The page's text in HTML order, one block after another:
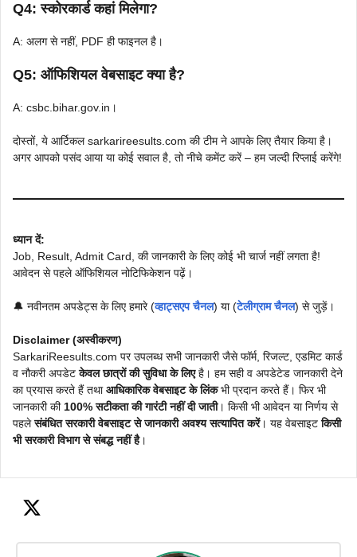
Q4: स्कोरकार्ड कहां मिलेगा?
A: अलग से नहीं, PDF ही फाइनल है।
Q5: ऑफिशियल वेबसाइट क्या है?
A: csbc.bihar.gov.in।
दोस्तों, ये आर्टिकल sarkarireesults.com की टीम ने आपके लिए तैयार किया है।
अगर आपको पसंद आया या कोई सवाल है, तो नीचे कमेंट करें – हम जल्दी रिप्लाई करेंगे!
ध्यान दें:
Job, Result, Admit Card, की जानकारी के लिए कोई भी चार्ज नहीं लगता है!
आवेदन से पहले ऑफिशियल नोटिफिकेशन पढ़ें।
🔔 नवीनतम अपडेट्स के लिए हमारे (व्हाट्सएप चैनल) या (टेलीग्राम चैनल) से जुड़ें।
Disclaimer (अस्वीकरण)
SarkariReesults.com पर उपलब्ध सभी जानकारी जैसे फॉर्म, रिजल्ट, एडमिट कार्ड
व नौकरी अपडेटकेवल छात्रों की सुविधा के लिएहै। हम सही व अपडेटेड जानकारी देने
का प्रयास करते हैं तथाआधिकारिक वेबसाइट के लिंकभी प्रदान करते हैं। फिर भी
जानकारी की100% सटीकता की गारंटी नहीं दी जाती। किसी भी आवेदन या निर्णय से
पहलेसंबंधित सरकारी वेबसाइट से जानकारी अवश्य सत्यापित करें। यह वेबसाइटकिसी
भी सरकारी विभाग से संबद्ध नहीं है।